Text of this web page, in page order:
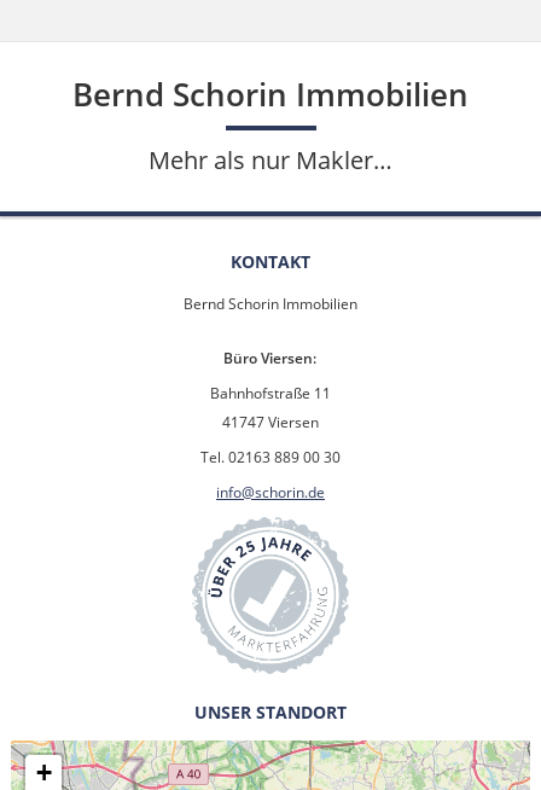
Bernd Schorin Immobilien
Mehr als nur Makler…
KONTAKT
Bernd Schorin Immobilien
Büro Viersen:
Bahnhofstraße 11
41747 Viersen
Tel. 02163 889 00 30
info@schorin.de
UNSER STANDORT
+